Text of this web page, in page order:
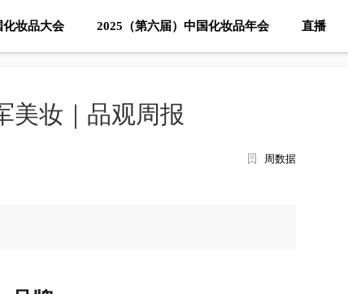
化妆品大会 2025（第六届）中国化妆品年会 直播
美妆｜品观周报
周数据